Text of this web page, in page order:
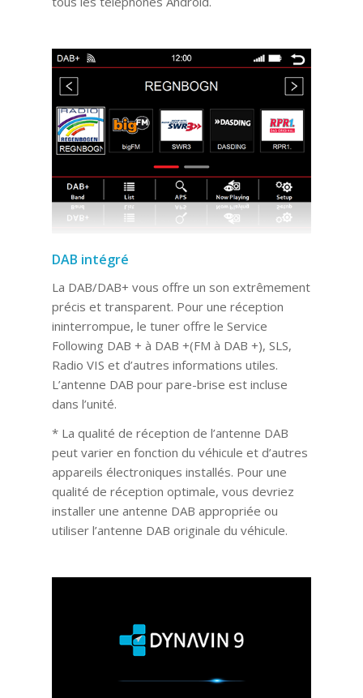
DAB intégré
La DAB/DAB+ vous offre un son extrêmement
précis et transparent. Pour une réception
ininterrompue, le tuner offre le Service
Following DAB + à DAB +(FM à DAB +), SLS,
Radio VIS et d’autres informations utiles.
L’antenne DAB pour pare-brise est incluse
dans l’unité.
* La qualité de réception de l’antenne DAB
peut varier en fonction du véhicule et d’autres
appareils électroniques installés. Pour une
qualité de réception optimale, vous devriez
installer une antenne DAB appropriée ou
utiliser l’antenne DAB originale du véhicule.